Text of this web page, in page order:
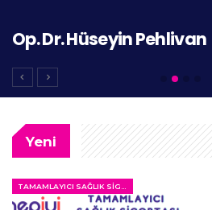
Prof. Dr. Şadıman Kıykaç
Yeni
TAMAMLAYICI SAĞLIK SIGORTASI